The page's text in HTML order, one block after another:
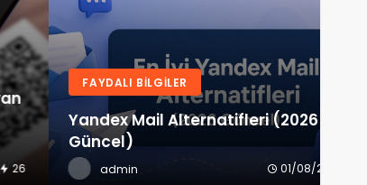
FAYDALI BILGILER
Mail Alternatifleri (2026
admin 44